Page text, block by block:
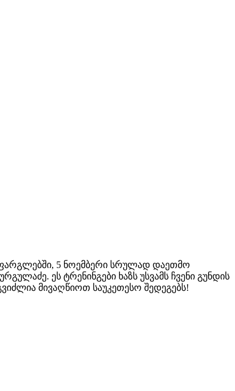
ფარგლებში, 5 ნოემბერი სრულად დაეთმო
ეს ტრენინგები ხაზს უსვამს ჩვენი გუნდის
მივაღწიოთ საუკეთესო შედეგებს!